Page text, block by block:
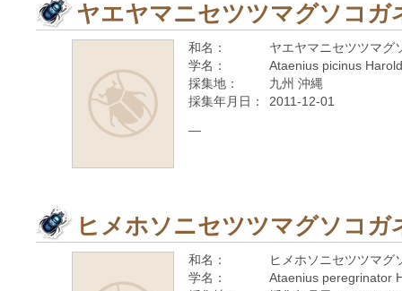
ヤエヤマニセツツマグソコガ
和名：
ヤエヤマニセツツマグ
学名：
Ataenius picinus
採集地：
九州 沖縄
採集年月日：
2011-12-01
—
ヒメホソニセツツマグソコガ
和名：
ヒメホソニセツツマグ
学名：
Ataenius peregrinator